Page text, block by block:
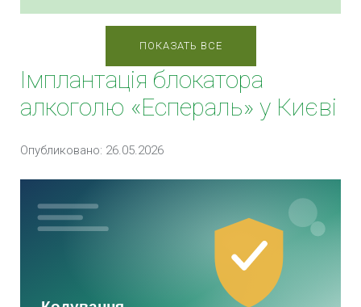
Кодування Тетурамом у Києві
Кодування залежності по методиці Довженко у
Києві
Внутрішньом’язова ін’єкція блокатора
алкоголю «Дісульфірам» у Києві
ПОКАЗАТЬ ВСЕ
Імплантація блокатора
алкоголю «Еспераль» у Києві
Опубликовано: 26.05.2026